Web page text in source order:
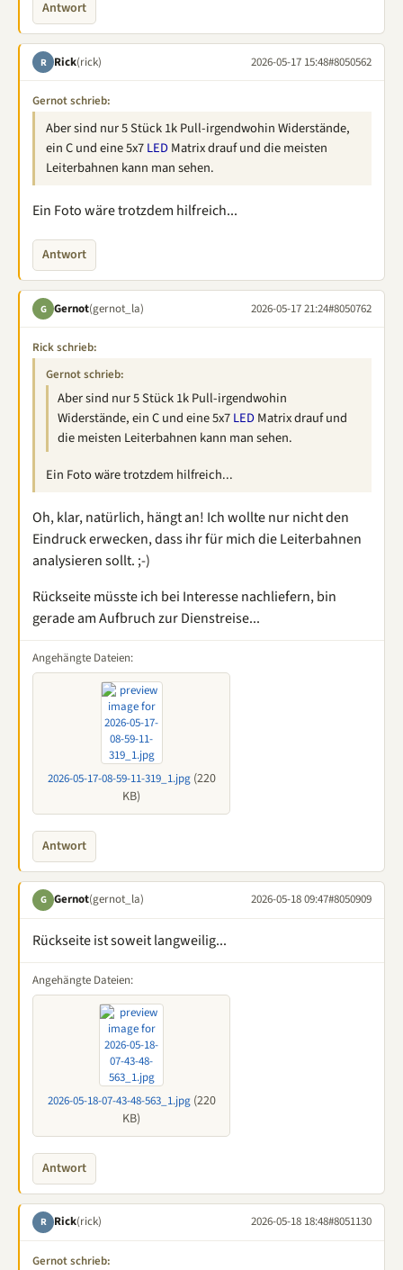
Antwort
R Rick(rick) 2026-05-17 15:48#8050562
Gernot schrieb:
Aber sind nur 5 Stück 1k Pull-irgendwohin Widerstände,
ein C und eine 5x7LEDMatrix drauf und die meisten
Leiterbahnen kann man sehen.
Ein Foto wäre trotzdem hilfreich...
Antwort
G Gernot(gernot_la) 2026-05-17 21:24#8050762
Rick schrieb:
Gernot schrieb:
Aber sind nur 5 Stück 1k Pull-irgendwohin
Widerstände, ein C und eine 5x7LEDMatrix drauf und
die meisten Leiterbahnen kann man sehen.
Ein Foto wäre trotzdem hilfreich...
Oh, klar, natürlich, hängt an! Ich wollte nur nicht den
Eindruck erwecken, dass ihr für mich die Leiterbahnen
analysieren sollt. ;-)
Rückseite müsste ich bei Interesse nachliefern, bin
gerade am Aufbruch zur Dienstreise...
Angehängte Dateien:
2026-05-17-08-59-11-319_1.jpg(220
KB)
Antwort
G Gernot(gernot_la) 2026-05-18 09:47#8050909
Rückseite ist soweit langweilig...
Angehängte Dateien:
2026-05-18-07-43-48-563_1.jpg(220
KB)
Antwort
R Rick(rick) 2026-05-18 18:48#8051130
Gernot schrieb: